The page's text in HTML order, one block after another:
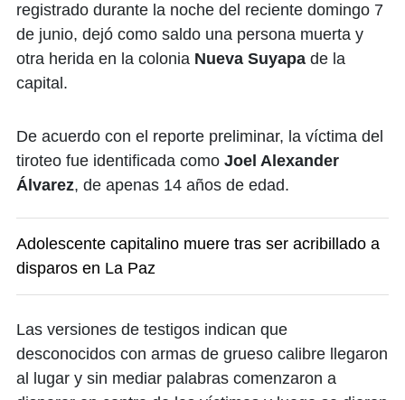
registrado durante la noche del reciente domingo 7
de junio, dejó como saldo una persona muerta y
otra herida en la colonia Nueva Suyapa de la
capital.
De acuerdo con el reporte preliminar, la víctima del
tiroteo fue identificada como Joel Alexander
Álvarez, de apenas 14 años de edad.
Adolescente capitalino muere tras ser acribillado a
disparos en La Paz
Las versiones de testigos indican que
desconocidos con armas de grueso calibre llegaron
al lugar y sin mediar palabras comenzaron a